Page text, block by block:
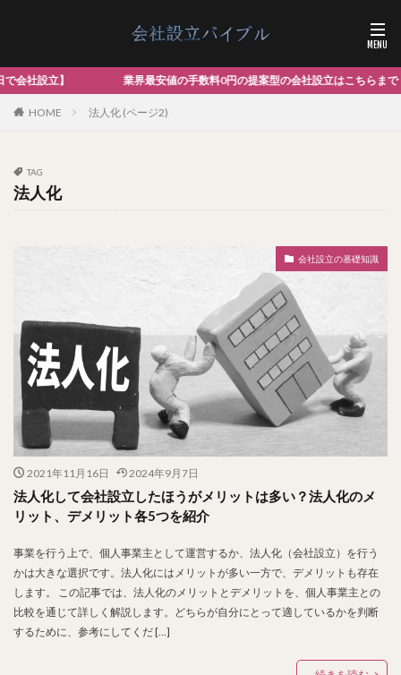
安値の手数料0円の提案型の会社設立はこちらまで
HOME 法人化 (ページ2)
TAG
法人化
会社設立の基礎知識
2021年11月16日 2024年9月7日
法人化して会社設立したほうがメリットは多い？法人化のメ
リット、デメリット各5つを紹介
事業を行う上で、個人事業主として運営するか、法人化（会社設立）を行う
かは大きな選択です。法人化にはメリットが多い一方で、デメリットも存在
します。 この記事では、法人化のメリットとデメリットを、個人事業主との
比較を通じて詳しく解説します。どちらが自分にとって適しているかを判断
するために、参考にしてくだ […]